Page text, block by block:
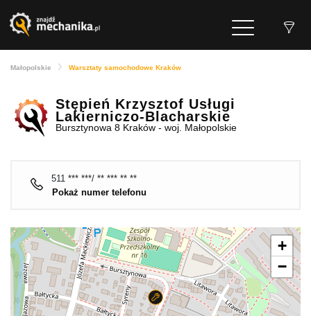
Małopolskie Warsztaty samochodowe Kraków
Stępień Krzysztof Usługi
Lakierniczo-Blacharskie
Bursztynowa 8 Kraków - woj. Małopolskie
511 *** ***/ ** *** ** **
Pokaż numer telefonu
+
−